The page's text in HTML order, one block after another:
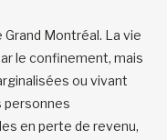
Montréal. La vie
le confinement, mais
ou vivant
personnes
en perte de revenu,